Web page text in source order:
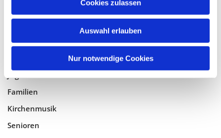
Cookies zulassen
Auswahl erlauben
Nur notwendige Cookies
Geistlicher Raum
Taufe, Kommunion & Trauung
Familien
Kirchenmusik
Senioren